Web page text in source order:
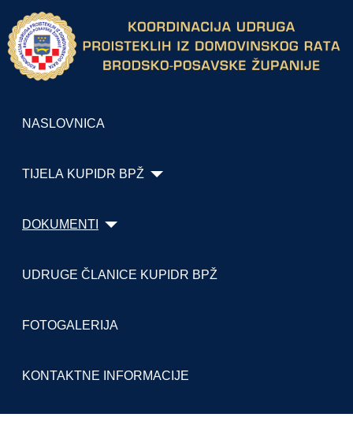
NASLOVNICA
TIJELA KUPIDR BPŽ
DOKUMENTI
UDRUGE ČLANICE KUPIDR BPŽ
FOTOGALERIJA
KONTAKTNE INFORMACIJE